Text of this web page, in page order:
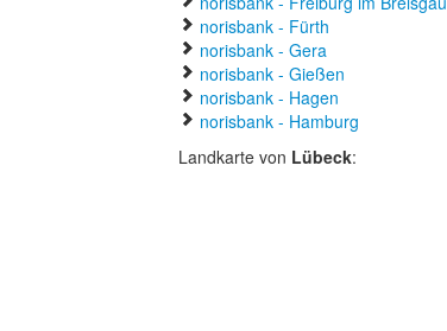
norisbank - Fürth
norisbank - Gera
norisbank - Gießen
norisbank - Hagen
norisbank - Hamburg
Landkarte von Lübeck: